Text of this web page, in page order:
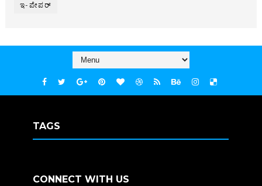
ಇ-ಪೇಪರ್‌
TAGS
CONNECT WITH US